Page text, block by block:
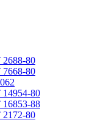
80
80
80
88
80